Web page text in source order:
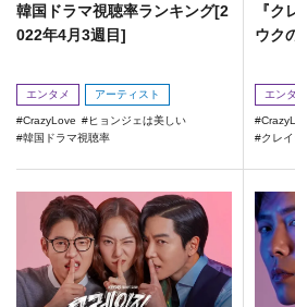
韓国ドラマ視聴率ランキング[2
022年4月3週目]
エンタメ アーティスト
CrazyLove
ヒョンジェは美しい
韓国ドラマ視聴率
『
ウク
エン
クレ